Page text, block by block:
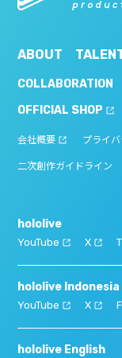
ABOUT
COLLABORATION
OFFICIAL SHOP
会社概要 プライ
二次創作ガイドライン
hololive
YouTube X
hololive Indonesia
YouTube X
hololive English